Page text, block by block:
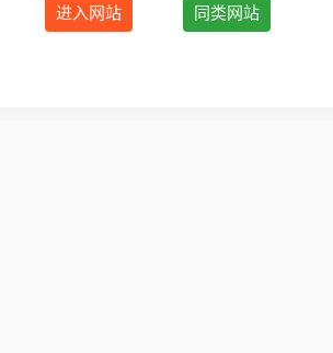
进入网站 同类网站